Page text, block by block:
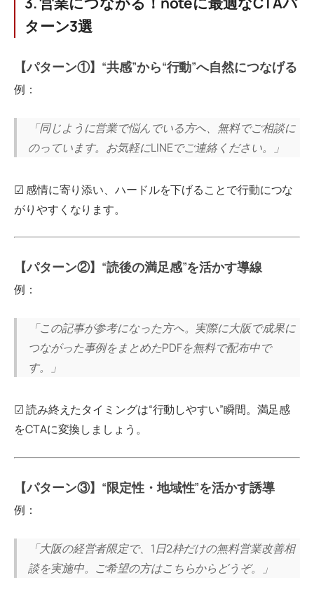
ターン3選
【パターン①】“共感”から“行動”へ自然につなげる
例：
「同じように営業で悩んでいる方へ、無料でご相談に
のっています。お気軽にLINEでご連絡ください。」
☑ 感情に寄り添い、ハードルを下げることで行動につな
がりやすくなります。
【パターン②】“読後の満足感”を活かす導線
例：
「この記事が参考になった方へ。実際に大阪で成果に
つながった事例をまとめたPDFを無料で配布中で
す。」
☑ 読み終えたタイミングは“行動しやすい”瞬間。満足感
をCTAに変換しましょう。
【パターン③】“限定性・地域性”を活かす誘導
例：
「大阪の経営者限定で、1日2枠だけの無料営業改善相
談を実施中。ご希望の方はこちらからどうぞ。」